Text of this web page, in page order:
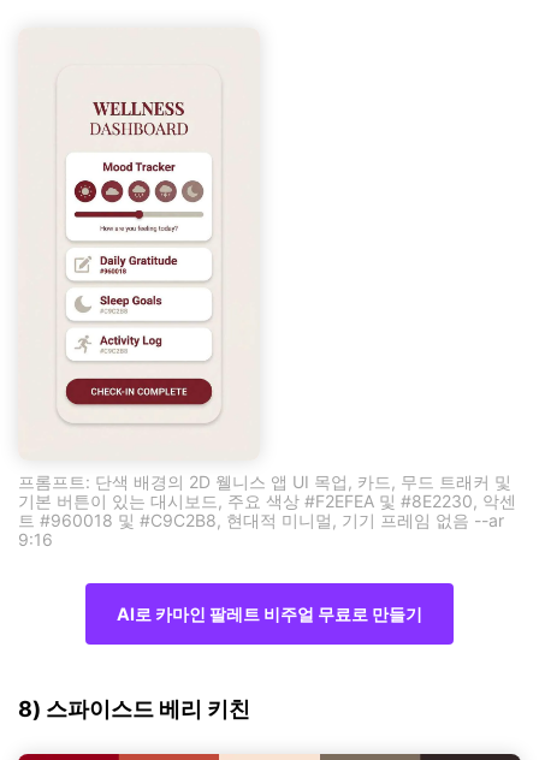
프롬프트: 단색 배경의 2D 웰니스 앱 UI 목업, 카드, 무드 트래커 및
기본 버튼이 있는 대시보드, 주요 색상 #F2EFEA 및 #8E2230, 악센
트 #960018 및 #C9C2B8, 현대적 미니멀, 기기 프레임 없음 --ar
9:16
AI로 카마인 팔레트 비주얼 무료로 만들기
8) 스파이스드 베리 키친